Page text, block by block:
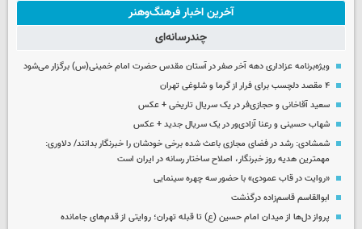
آخرین اخبار فرهنگ‌وهنر
چندرسانه‌ای
ویژه‌برنامه عزاداری دهه آخر صفر در آستان مقدس حضرت امام خمینی(س) برگزار می‌شود
۴ مقصد دلچسب برای فرار از گرما و شلوغی تهران
سعید آقاخانی و حجازی‌فر در یک سریال تاریخی + عکس
شهاب حسینی و رعنا آزادی‌ور در یک سریال جدید + عکس
شمشادی: رشد در فضای مجازی باعث شده برخی خودشان را خبرنگار بدانند/ دلاوری:
مهمترین هدیه‌ روز خبرنگار، اصلاح ساختار رسانه در ایران است
«روایت در قاب عمودی» با حضور سه چهره سینمایی
ابوالقاسم قاسم‌زاده درگذشت
پرواز دل‌ها از میدان امام حسین (ع) تا قبله تهران؛ روایتی از قدم‌های جامانده